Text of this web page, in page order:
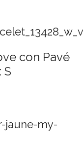
con Pavé
S